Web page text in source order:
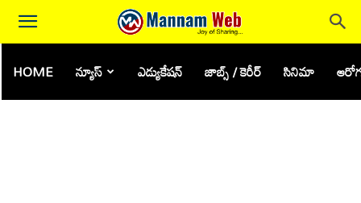
HOME న్యూస్ ఎడ్యుకేషన్ జాబ్స్ / కెరీర్ సినిమా